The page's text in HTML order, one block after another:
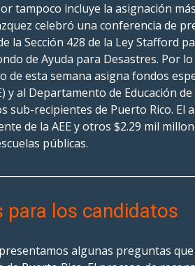
tampoco incluye la asignación
celebró una conferencia de
la Sección 428 de la Ley Stafford
de Ayuda para Desastres. Por
de esta semana asigna fondos
y al Departamento de Educación
sub-recipientes de Puerto Rico.
de la AEE y otros $2.29 mil
públicas.
para los candidatos
algunas preguntas